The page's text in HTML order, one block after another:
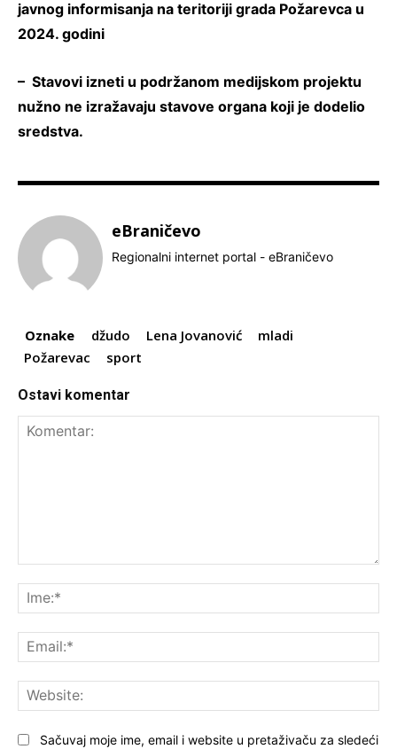
javnog informisanja na teritoriji grada Požarevca u
2024. godini
– Stavovi izneti u podržanom medijskom projektu
nužno ne izražavaju stavove organa koji je dodelio
sredstva.
eBraničevo
Regionalni internet portal - eBraničevo
Oznake džudo Lena Jovanović
mladi
Požarevac
sport
Ostavi komentar
Sačuvaj moje ime, email i website u pretaživaču za sledeći